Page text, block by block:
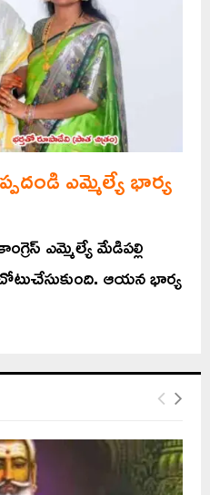
ఎమ్మెల్యే భార్య
ఎమ్మెల్యే మేడిపల్లి
ఆయన భార్య